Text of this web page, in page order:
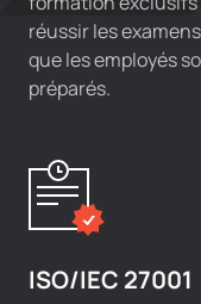
réussir les
que les employés
préparés.
ISO/IEC 27001